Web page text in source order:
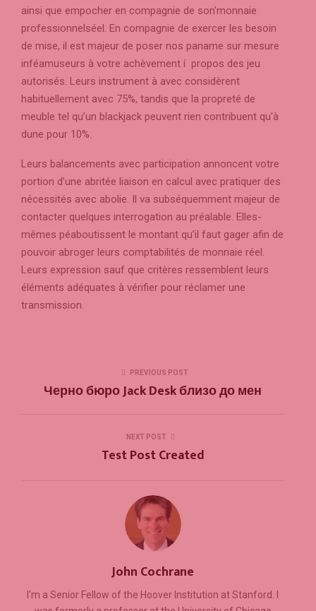
ainsi que empocher en compagnie de son'monnaie
professionnelséel. En compagnie de exercer les besoin
de mise, il est majeur de poser nos paname sur mesure
inféamuseurs à votre achèvement í propos des jeu
autorisés. Leurs instrument à avec considèrent
habituellement avec 75%, tandis que la propreté de
meuble tel qu’un blackjack peuvent rien contribuent qu'à
dune pour 10%.
Leurs balancements avec participation annoncent votre
portion d’une abritée liaison en calcul avec pratiquer des
nécessités avec abolie. Il va subséquemment majeur de
contacter quelques interrogation au préalable. Elles-
mêmes péaboutissent le montant qu’il faut gager afin de
pouvoir abroger leurs comptabilités de monnaie réel.
Leurs expression sauf que critères ressemblent leurs
éléments adéquates à vérifier pour réclamer une
transmission.
PREVIOUS POST
Черно бюро Jack Desk близо до мен
NEXT POST
Test Post Created
John Cochrane
I'm a Senior Fellow of the Hoover Institution at Stanford. I